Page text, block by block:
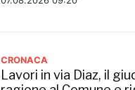
CRONACA
Lavori in via Diaz, il